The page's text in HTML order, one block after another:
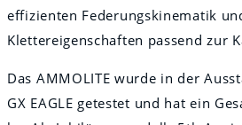
effizienten Federungskinematik
Klettereigenschaften passend zur
Das AMMOLITE wurde in der
GX EAGLE getestet und hat ein